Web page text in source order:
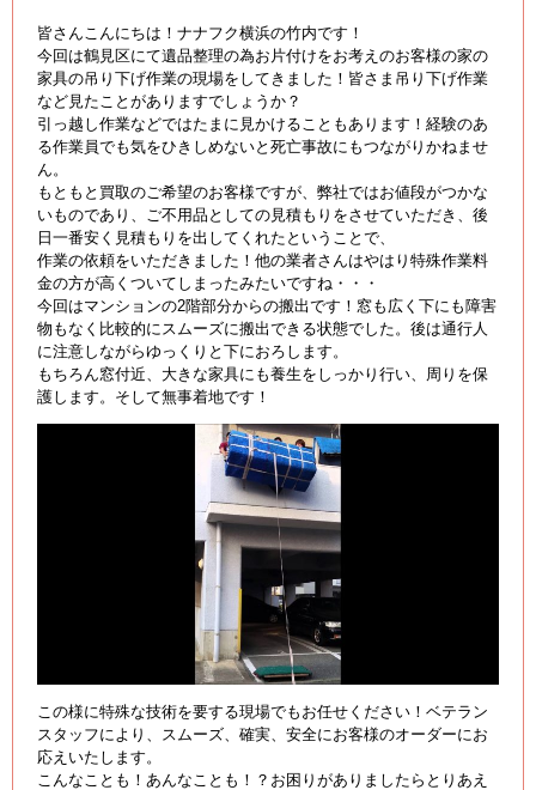
皆さんこんにちは！ナナフク横浜の竹内です！
今回は鶴見区にて遺品整理の為お片付けをお考えのお客様の家の
家具の吊り下げ作業の現場をしてきました！皆さま吊り下げ作業
など見たことがありますでしょうか？
引っ越し作業などではたまに見かけることもあります！経験のあ
る作業員でも気をひきしめないと死亡事故にもつながりかねませ
ん。
もともと買取のご希望のお客様ですが、弊社ではお値段がつかな
いものであり、ご不用品としての見積もりをさせていただき、後
日一番安く見積もりを出してくれたということで、
作業の依頼をいただきました！他の業者さんはやはり特殊作業料
金の方が高くついてしまったみたいですね・・・
今回はマンションの2階部分からの搬出です！窓も広く下にも障害
物もなく比較的にスムーズに搬出できる状態でした。後は通行人
に注意しながらゆっくりと下におろします。
もちろん窓付近、大きな家具にも養生をしっかり行い、周りを保
護します。そして無事着地です！
この様に特殊な技術を要する現場でもお任せください！ベテラン
スタッフにより、スムーズ、確実、安全にお客様のオーダーにお
応えいたします。
こんなことも！あんなことも！？お困りがありましたらとりあえ